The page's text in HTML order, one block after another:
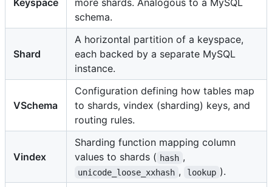
Keyspace
more shards. Analogous to a MySQL
schema.
Shard
A horizontal partition of a keyspace,
each backed by a separate MySQL
instance.
VSchema
Configuration defining how tables map
to shards, vindex (sharding) keys, and
routing rules.
Vindex
Sharding function mapping column
values to shards ( hash ,
unicode_loose_xxhash , lookup ).